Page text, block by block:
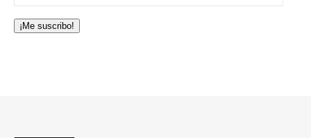
¡Me suscribo!